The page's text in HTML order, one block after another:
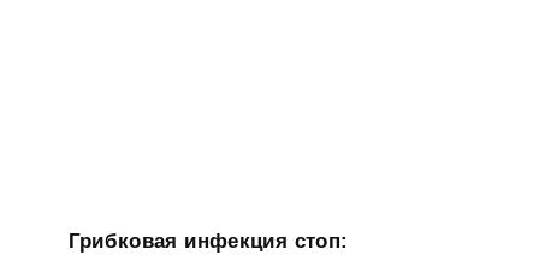
Грибковая инфекция стоп: